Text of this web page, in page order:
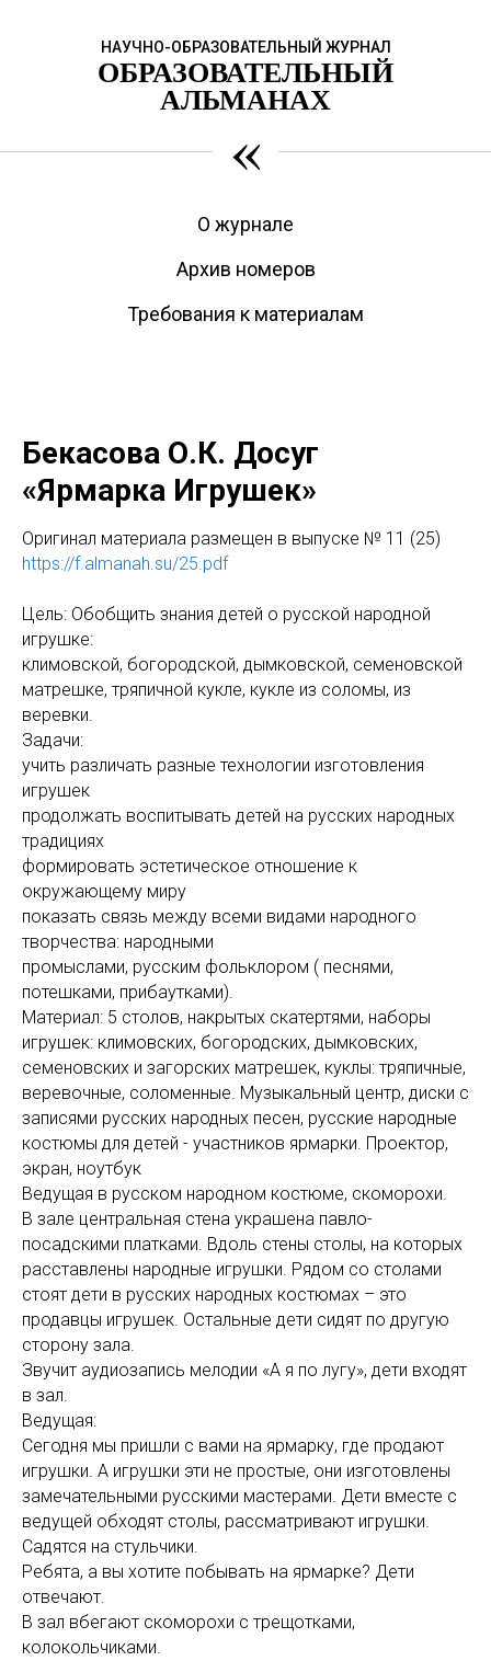
НАУЧНО-ОБРАЗОВАТЕЛЬНЫЙ ЖУРНАЛ
ОБРАЗОВАТЕЛЬНЫЙ
АЛЬМАНАХ
«
О журнале
Архив номеров
Требования к материалам
Бекасова О.К. Досуг
«Ярмарка Игрушек»
Оригинал материала размещен в выпуске № 11 (25)
https://f.almanah.su/25.pdf
Цель: Обобщить знания детей о русской народной
игрушке:
климовской, богородской, дымковской, семеновской
матрешке, тряпичной кукле, кукле из соломы, из
веревки.
Задачи:
учить различать разные технологии изготовления
игрушек
продолжать воспитывать детей на русских народных
традициях
формировать эстетическое отношение к
окружающему миру
показать связь между всеми видами народного
творчества: народными
промыслами, русским фольклором ( песнями,
потешками, прибаутками).
Материал: 5 столов, накрытых скатертями, наборы
игрушек: климовских, богородских, дымковских,
семеновских и загорских матрешек, куклы: тряпичные,
веревочные, соломенные. Музыкальный центр, диски с
записями русских народных песен, русские народные
костюмы для детей - участников ярмарки. Проектор,
экран, ноутбук
Ведущая в русском народном костюме, скоморохи.
В зале центральная стена украшена павло-
посадскими платками. Вдоль стены столы, на которых
расставлены народные игрушки. Рядом со столами
стоят дети в русских народных костюмах – это
продавцы игрушек. Остальные дети сидят по другую
сторону зала.
Звучит аудиозапись мелодии «А я по лугу», дети входят
в зал.
Ведущая:
Сегодня мы пришли с вами на ярмарку, где продают
игрушки. А игрушки эти не простые, они изготовлены
замечательными русскими мастерами. Дети вместе с
ведущей обходят столы, рассматривают игрушки.
Садятся на стульчики.
Ребята, а вы хотите побывать на ярмарке? Дети
отвечают.
В зал вбегают скоморохи с трещотками,
колокольчиками.